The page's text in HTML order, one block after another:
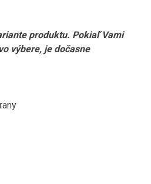
produktu. Pokiaľ Vami
výbere, je dočasne